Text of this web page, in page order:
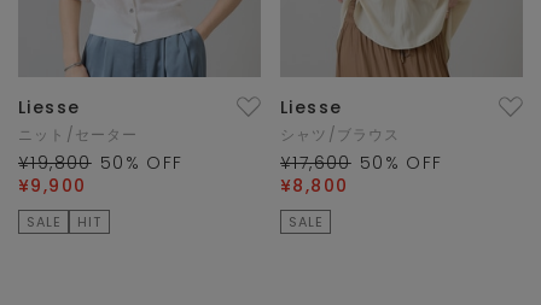
Liesse
ニット/セーター
¥19,800 50 % OFF
¥9,900
SALE HIT
Liesse
シャツ/ブラウス
¥17,600 50 % OFF
¥8,800
SALE